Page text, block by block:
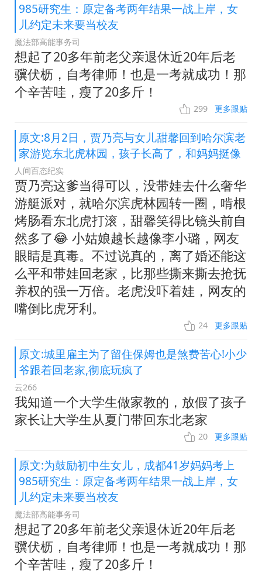
985研究生：原定备考两年结果一战上岸，女
儿约定未来要当校友
魔法部高能事务司
想起了20多年前老父亲退休近20年后老
骥伏枥，自考律师！也是一考就成功！那
个辛苦哇，瘦了20多斤！
299 更多跟贴
原文:8月2日，贾乃亮与女儿甜馨回到哈尔滨老
家游览东北虎林园，孩子长高了，和妈妈挺像
人间百态纪实
贾乃亮这爹当得可以，没带娃去什么奢华
游艇派对，就哈尔滨虎林园转一圈，啃根
烤肠看东北虎打滚，甜馨笑得比镜头前自
然多了😂 小姑娘越长越像李小璐，网友
眼睛是真毒。不过说真的，离了婚还能这
么平和带娃回老家，比那些撕来撕去抢抚
养权的强一万倍。老虎没吓着娃，网友的
嘴倒比虎牙利。
24 更多跟贴
原文:城里雇主为了留住保姆也是煞费苦心!小少
爷跟着回老家,彻底玩疯了
云266
我知道一个大学生做家教的，放假了孩子
家长让大学生从夏门带回东北老家
20 更多跟贴
原文:为鼓励初中生女儿，成都41岁妈妈考上
985研究生：原定备考两年结果一战上岸，女
儿约定未来要当校友
魔法部高能事务司
想起了20多年前老父亲退休近20年后老
骥伏枥，自考律师！也是一考就成功！那
个辛苦哇，瘦了20多斤！